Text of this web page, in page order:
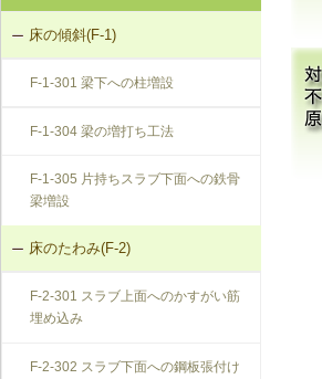
K-1-704 アンダーピニング工法
床の傾斜(F-1)
F-1-301 梁下への柱増設
F-1-304 梁の増打ち工法
F-1-305 片持ちスラブ下面への鉄骨
梁増設
床のたわみ(F-2)
F-2-301 スラブ上面へのかすがい筋
埋め込み
F-2-302 スラブ下面への鋼板張付け